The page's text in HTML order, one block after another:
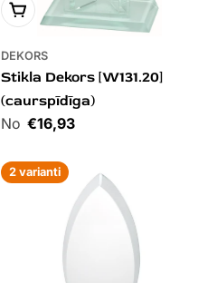
PIEVIENOT GROZAM
DEKORS
Stikla Dekors [W131.20]
(caurspīdīga)
Cena€16,93
2 varianti